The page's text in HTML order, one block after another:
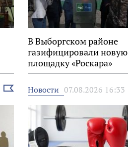
В Выборгском районе
газифицировали новую
площадку «Роскара»
Выбрать
новость
Новости 07.08.2026 16:33